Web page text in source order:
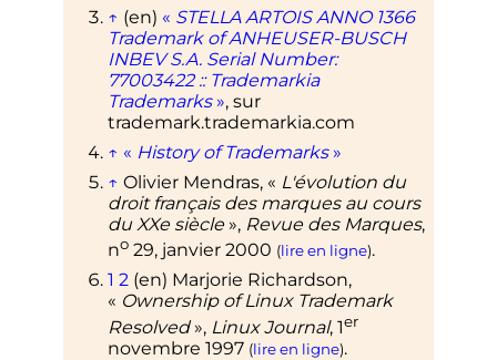
↑ (en) « STELLA ARTOIS ANNO 1366
Trademark of ANHEUSER-BUSCH
INBEV S.A. Serial Number:
77003422 :: Trademarkia
Trademarks », sur
trademark.trademarkia.com
↑ « History of Trademarks »
↑ Olivier Mendras, « L'évolution du
droit français des marques au cours
du XXe siècle », Revue des Marques,
no 29, janvier 2000 (lire en ligne).
1 2 (en) Marjorie Richardson,
« Ownership of Linux Trademark
Resolved », Linux Journal, 1er
novembre 1997 (lire en ligne).